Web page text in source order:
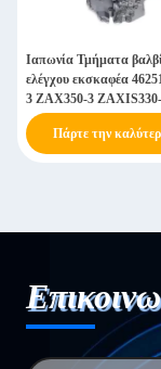
Ιαπωνία Τμήματα
ελέγχου εκσκαφέα
3 ZAX350-3
Πάρτε την